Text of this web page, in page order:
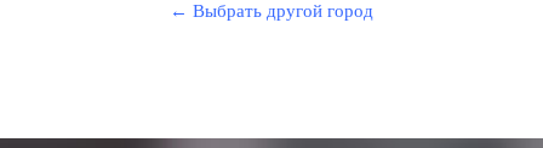
← Выбрать другой город